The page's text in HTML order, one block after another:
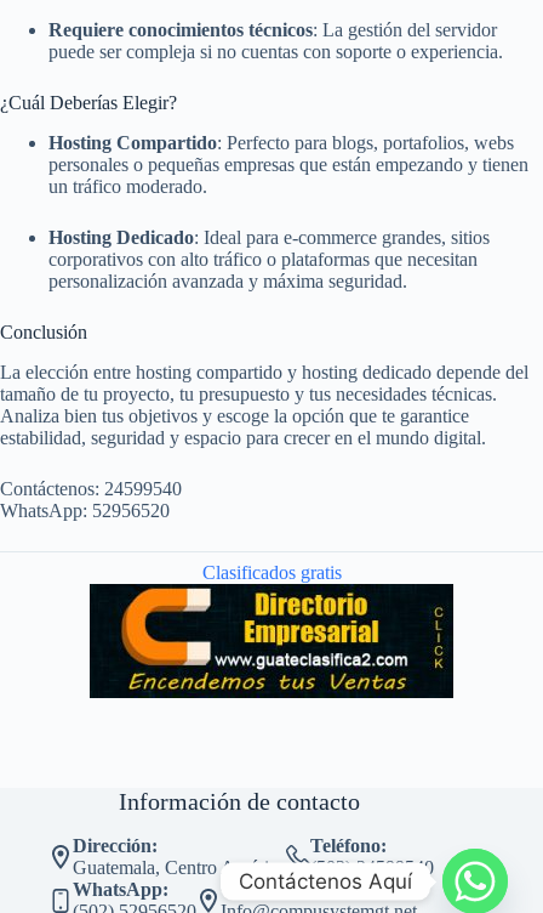
Requiere conocimientos técnicos: La gestión del servidor
puede ser compleja si no cuentas con soporte o experiencia.
¿Cuál Deberías Elegir?
Hosting Compartido: Perfecto para blogs, portafolios, webs
personales o pequeñas empresas que están empezando y tienen
un tráfico moderado.
Hosting Dedicado: Ideal para e-commerce grandes, sitios
corporativos con alto tráfico o plataformas que necesitan
personalización avanzada y máxima seguridad.
Conclusión
La elección entre hosting compartido y hosting dedicado depende del
tamaño de tu proyecto, tu presupuesto y tus necesidades técnicas.
Analiza bien tus objetivos y escoge la opción que te garantice
estabilidad, seguridad y espacio para crecer en el mundo digital.
Contáctenos: 24599540
WhatsApp: 52956520
Clasificados gratis
Información de contacto
Dirección:
Guatemala, Centro América
Teléfono:
(502) 24599540
WhatsApp:
Correo:
Contáctenos Aquí